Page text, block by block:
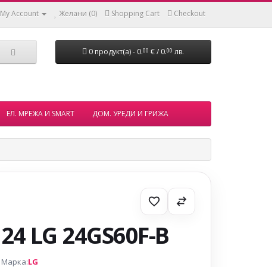
My Account Желани (0) Shopping Cart Checkout
0 продукт(а) - 0.00 € / 0.00 лв.
ЕЛ. МРЕЖА И SMART ДОМ. УРЕДИ И ГРИЖА
24 LG 24GS60F-B
Марка:LG